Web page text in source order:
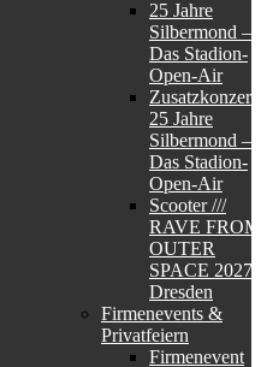
25 Jahre
Silbermond –
Das Stadion-
Open-Air
Zusatzkonzert:
25 Jahre
Silbermond –
Das Stadion-
Open-Air
Scooter ///
RAVE FROM
OUTER
SPACE 2027
Dresden
Firmenevents &
Privatfeiern
Firmenevent